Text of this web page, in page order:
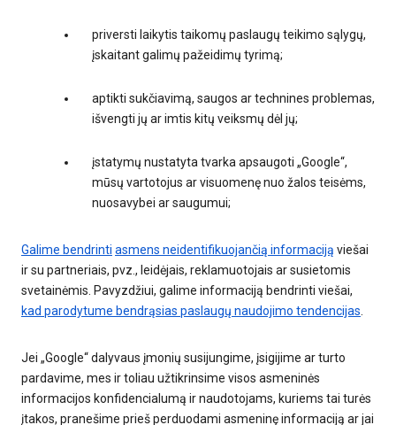
priversti laikytis taikomų paslaugų teikimo sąlygų,
įskaitant galimų pažeidimų tyrimą;
aptikti sukčiavimą, saugos ar technines problemas,
išvengti jų ar imtis kitų veiksmų dėl jų;
įstatymų nustatyta tvarka apsaugoti „Google“,
mūsų vartotojus ar visuomenę nuo žalos teisėms,
nuosavybei ar saugumui;
Galime bendrinti asmens neidentifikuojančią informaciją viešai
ir su partneriais, pvz., leidėjais, reklamuotojais ar susietomis
svetainėmis. Pavyzdžiui, galime informaciją bendrinti viešai,
kad parodytume bendrąsias paslaugų naudojimo tendencijas.
Jei „Google“ dalyvaus įmonių susijungime, įsigijime ar turto
pardavime, mes ir toliau užtikrinsime visos asmeninės
informacijos konfidencialumą ir naudotojams, kuriems tai turės
įtakos, pranešime prieš perduodami asmeninę informaciją ar jai